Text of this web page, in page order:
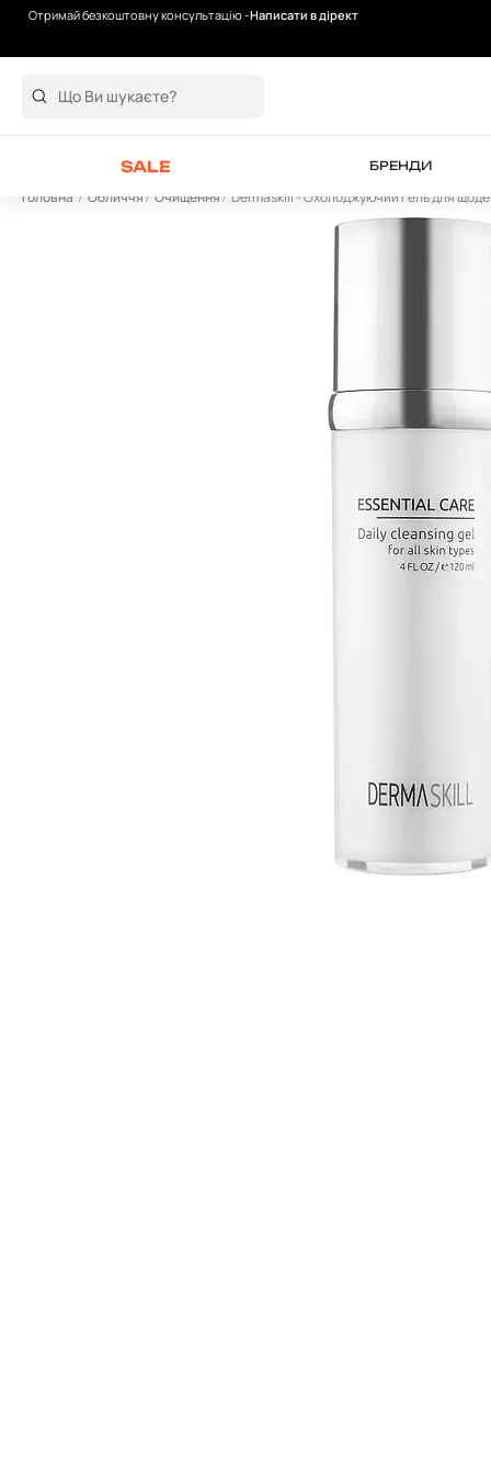
Отримай безкоштовну консультацію -Написати в дірект
При замовленні Medik8 Total Moisture Daily
SALE БРЕНДИ
Головна Обличчя Очищення Dermaskill - Охолоджуючий гель для